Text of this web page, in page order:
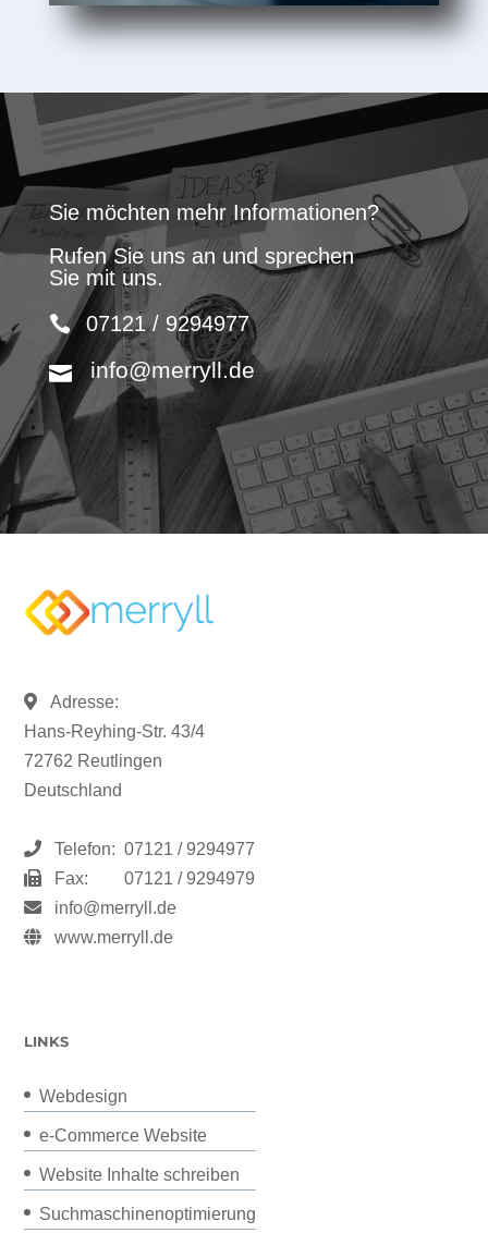
Sie möchten mehr Informationen?
Rufen Sie uns an und sprechen
Sie mit uns.
07121 / 9294977
info@merryll.de
Adresse:
Hans-Reyhing-Str. 43/4
72762 Reutlingen
Deutschland
Telefon: 07121 / 9294977
Fax:
07121 / 9294979
info@merryll.de
www.merryll.de
LINKS
Webdesign
e-Commerce Website
Website Inhalte schreiben
Suchmaschinenoptimierung